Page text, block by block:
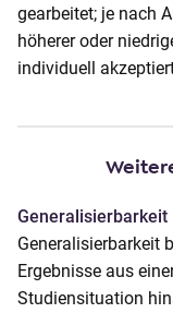
gearbeitet; je nach
höherer oder
individuell
Generalisierbarkeit
Generalisierbarkeit
Ergebnisse aus
Studiensituation